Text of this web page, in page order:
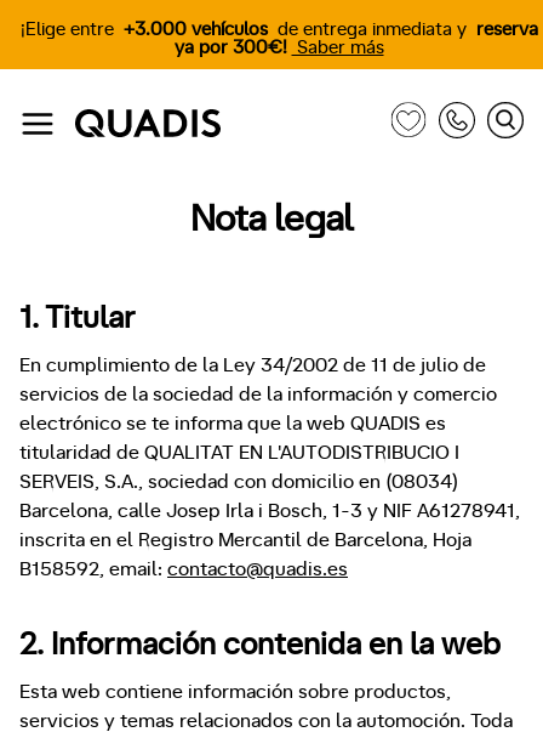
¡Elige entre +3.000 vehículos de entrega inmediata y reserva
ya por 300€! Saber más
Nota legal
1. Titular
En cumplimiento de la Ley 34/2002 de 11 de julio de
servicios de la sociedad de la información y comercio
electrónico se te informa que la web QUADIS es
titularidad de QUALITAT EN L'AUTODISTRIBUCIO I
SERVEIS, S.A., sociedad con domicilio en (08034)
Barcelona, calle Josep Irla i Bosch, 1-3 y NIF A61278941,
inscrita en el Registro Mercantil de Barcelona, Hoja
B158592, email: contacto@quadis.es
2. Información contenida en la web
Esta web contiene información sobre productos,
servicios y temas relacionados con la automoción. Toda